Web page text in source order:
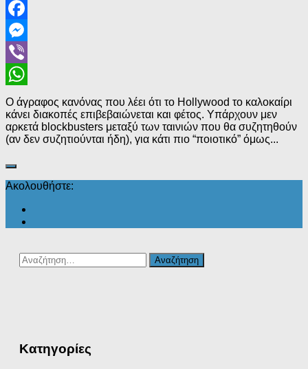
Facebook
Messenger
Viber
WhatsApp
Ο άγραφος κανόνας που λέει ότι το Hollywood το καλοκαίρι
κάνει διακοπές επιβεβαιώνεται και φέτος. Υπάρχουν μεν
αρκετά blockbusters μεταξύ των ταινιών που θα συζητηθούν
(αν δεν συζητιούνται ήδη), για κάτι πιο “ποιοτικό” όμως...
Ακολουθήστε:
Αναζήτηση
για:
Kατηγορίες